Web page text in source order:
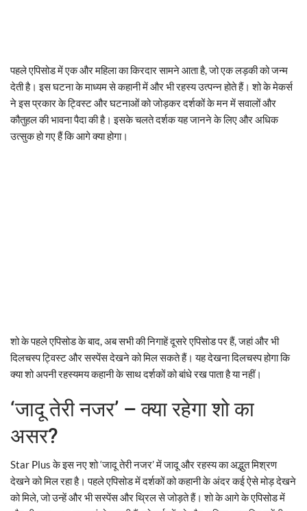
पहले एपिसोड में एक और महिला का किरदार सामने आता है, जो एक लड़की को जन्म
देती है। इस घटना के माध्यम से कहानी में और भी रहस्य उत्पन्न होते हैं। शो के मेकर्स
ने इस प्रकार के ट्विस्ट और घटनाओं को जोड़कर दर्शकों के मन में सवालों और
कौतुहल की भावना पैदा की है। इसके चलते दर्शक यह जानने के लिए और अधिक
उत्सुक हो गए हैं कि आगे क्या होगा।
शो के पहले एपिसोड के बाद, अब सभी की निगाहें दूसरे एपिसोड पर हैं, जहां और भी
दिलचस्प ट्विस्ट और सस्पेंस देखने को मिल सकते हैं। यह देखना दिलचस्प होगा कि
क्या शो अपनी रहस्यमय कहानी के साथ दर्शकों को बांधे रख पाता है या नहीं।
‘जादू तेरी नजर’ – क्या रहेगा शो का
असर?
Star Plus के इस नए शो ‘जादू तेरी नजर’ में जादू और रहस्य का अद्भुत मिश्रण
देखने को मिल रहा है। पहले एपिसोड में दर्शकों को कहानी के अंदर कई ऐसे मोड़ देखने
को मिले, जो उन्हें और भी सस्पेंस और थ्रिल से जोड़ते हैं। शो के आगे के एपिसोड में